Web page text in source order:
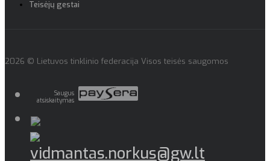
Teisėjų gestai
2026 © Lietuvos tinklinio federacija Visos teisės saugomos
Saugus
atsiskaitymas